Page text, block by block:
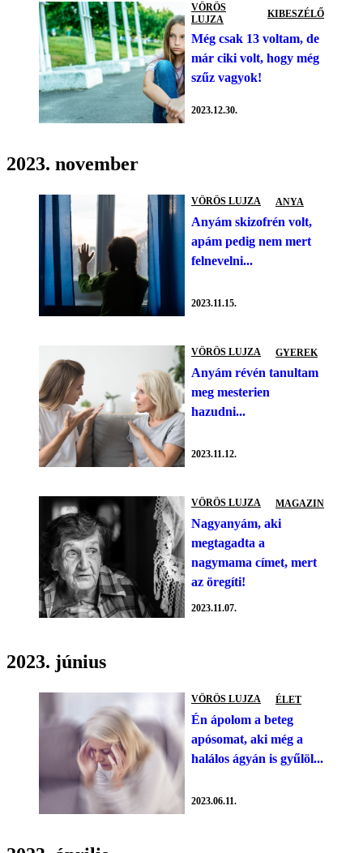
VÖRÖS
LUJZA
KIBESZÉLŐ
Még csak 13 voltam, de
már ciki volt, hogy még
szűz vagyok!
2023.12.30.
2023. november
VÖRÖS LUJZA ANYA
Anyám skizofrén volt,
apám pedig nem mert
felnevelni...
2023.11.15.
VÖRÖS LUJZA GYEREK
Anyám révén tanultam
meg mesterien
hazudni...
2023.11.12.
VÖRÖS LUJZA MAGAZIN
Nagyanyám, aki
megtagadta a
nagymama címet, mert
az öregíti!
2023.11.07.
2023. június
VÖRÖS LUJZA ÉLET
Én ápolom a beteg
apósomat, aki még a
halálos ágyán is gyűlöl...
2023.06.11.